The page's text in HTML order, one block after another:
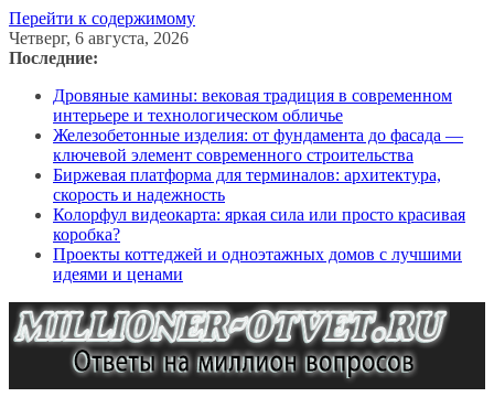
Перейти к содержимому
Четверг, 6 августа, 2026
Последние:
Дровяные камины: вековая традиция в современном
интерьере и технологическом обличье
Железобетонные изделия: от фундамента до фасада —
ключевой элемент современного строительства
Биржевая платформа для терминалов: архитектура,
скорость и надежность
Колорфул видеокарта: яркая сила или просто красивая
коробка?
Проекты коттеджей и одноэтажных домов с лучшими
идеями и ценами